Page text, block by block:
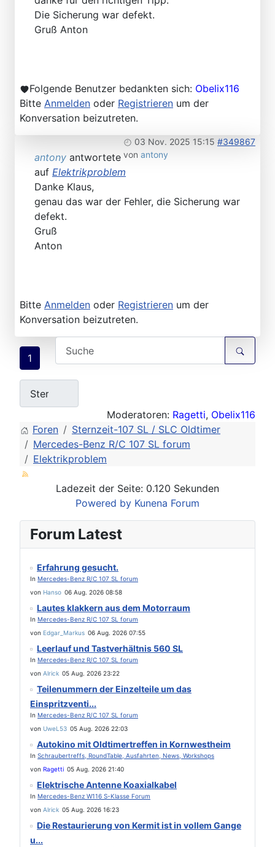
Die Sicherung war defekt.
Gruß Anton
Folgende Benutzer bedankten sich: Obelix116
Bitte Anmelden oder Registrieren um der
Konversation beizutreten.
03 Nov. 2025 15:15 #349867
von antony
antony antwortete
auf Elektrikproblem
Danke Klaus,
genau das war der Fehler, die Sicherung war
defekt.
Gruß
Anton
Bitte Anmelden oder Registrieren um der
Konversation beizutreten.
1
Moderatoren: Ragetti, Obelix116
Foren
Sternzeit-107 SL / SLC Oldtimer
Mercedes-Benz R/C 107 SL forum
Elektrikproblem
Ladezeit der Seite: 0.120 Sekunden
Powered by Kunena Forum
Forum Latest
Erfahrung gesucht.
In Mercedes-Benz R/C 107 SL forum
von Hanso 06 Aug. 2026 08:58
Lautes klakkern aus dem Motorraum
In Mercedes-Benz R/C 107 SL forum
von Edgar_Markus 06 Aug. 2026 07:55
Leerlauf und Tastverhältnis 560 SL
In Mercedes-Benz R/C 107 SL forum
von Alrick 05 Aug. 2026 23:22
Teilenummern der Einzelteile um das
Einspritzventi...
In Mercedes-Benz R/C 107 SL forum
von UweL53 05 Aug. 2026 22:03
Autokino mit Oldtimertreffen in Kornwestheim
In Schraubertreffs, RoundTable, Ausfahrten, News, Workshops
von Ragetti 05 Aug. 2026 21:40
Elektrische Antenne Koaxialkabel
In Mercedes-Benz W116 S-Klasse Forum
von Alrick 05 Aug. 2026 16:23
Die Restaurierung von Kermit ist in vollem Gange
u...